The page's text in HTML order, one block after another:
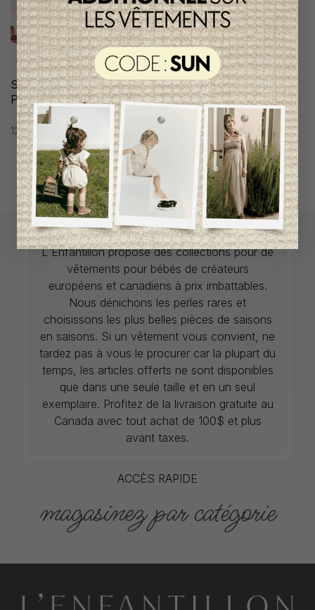
Sels de Bains de Luxe
Pétales de Rose, London
Rose
12,95$CA
L`Enfantillon propose des collections pour de
vêtements pour bébés de créateurs
européens et canadiens à prix imbattables.
Nous dénichons les perles rares et
choisissons les plus belles pièces de saisons
en saisons. Si un vêtement vous convient, ne
tardez pas à vous le procurer car la plupart du
temps, les articles offerts ne sont disponibles
que dans une seule taille et en un seul
exemplaire. Profitez de la livraison gratuite au
Canada avec tout achat de 100$ et plus
avant taxes.
ACCÈS RAPIDE
magasinez par catégorie